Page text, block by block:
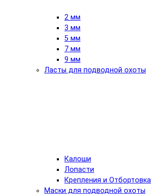
2 мм
3 мм
5 мм
7 мм
9 мм
Ласты для подводной охоты
Калоши
Лопасти
Крепления и Отбортовка
Маски для подводной охоты